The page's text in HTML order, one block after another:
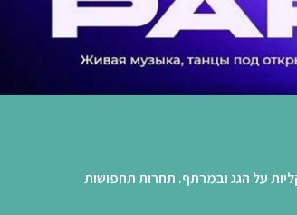
על הגג ובמרתף. תחרות תחפושות